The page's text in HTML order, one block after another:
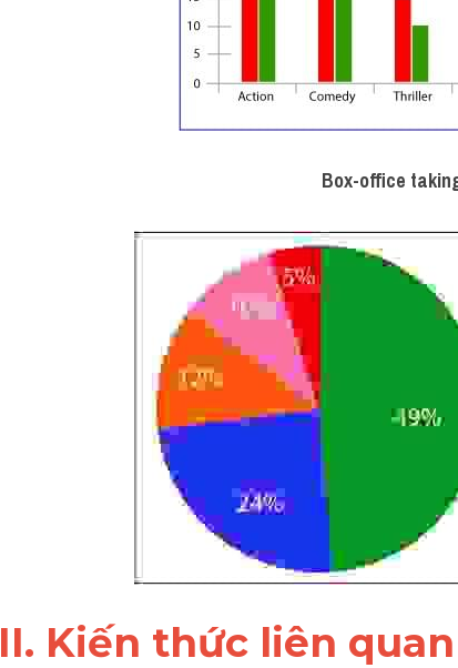
Box-office
II. Kiến thức liên quan